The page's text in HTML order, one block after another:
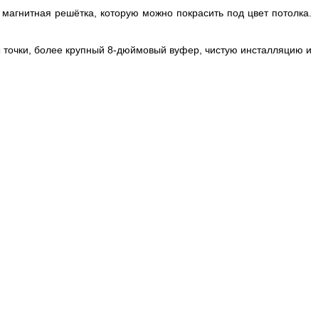
решётка, которую можно покрасить под цвет потолка.
точки, более крупный 8-дюймовый вуфер, чистую инсталляцию и